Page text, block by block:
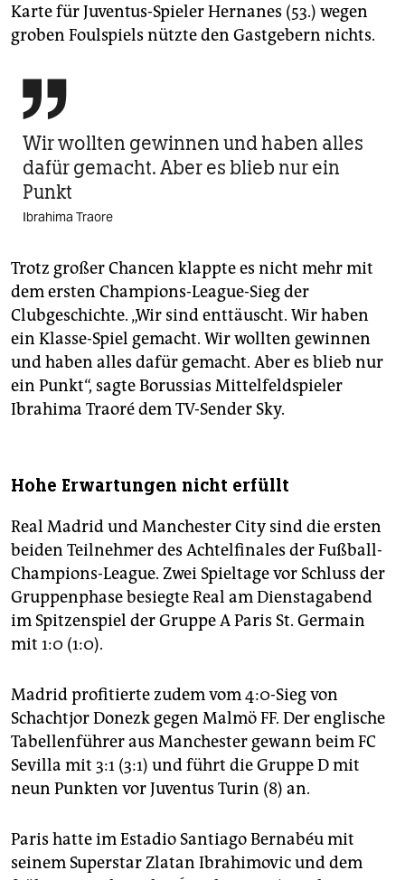
Karte für Juventus-Spieler Hernanes (53.) wegen
groben Foulspiels nützte den Gastgebern nichts.

Wir wollten gewinnen und haben alles
dafür gemacht. Aber es blieb nur ein
Punkt
Ibrahima Traore
Trotz großer Chancen klappte es nicht mehr mit
dem ersten Champions-League-Sieg der
Clubgeschichte. „Wir sind enttäuscht. Wir haben
ein Klasse-Spiel gemacht. Wir wollten gewinnen
und haben alles dafür gemacht. Aber es blieb nur
ein Punkt“, sagte Borussias Mittelfeldspieler
Ibrahima Traoré dem TV-Sender Sky.
Hohe Erwartungen nicht erfüllt
Real Madrid und Manchester City sind die ersten
beiden Teilnehmer des Achtelfinales der Fußball-
Champions-League. Zwei Spieltage vor Schluss der
Gruppenphase besiegte Real am Dienstagabend
im Spitzenspiel der Gruppe A Paris St. Germain
mit 1:0 (1:0).
Madrid profitierte zudem vom 4:0-Sieg von
Schachtjor Donezk gegen Malmö FF. Der englische
Tabellenführer aus Manchester gewann beim FC
Sevilla mit 3:1 (3:1) und führt die Gruppe D mit
neun Punkten vor Juventus Turin (8) an.
Paris hatte im Estadio Santiago Bernabéu mit
seinem Superstar Zlatan Ibrahimovic und dem